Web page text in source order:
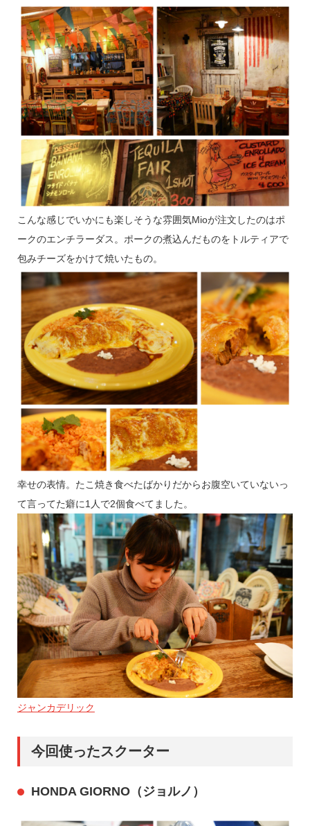
こんな感じでいかにも楽しそうな雰囲気Mioが注文したのはポ
ークのエンチラーダス。ポークの煮込んだものをトルティアで
包みチーズをかけて焼いたもの。
幸せの表情。たこ焼き食べたばかりだからお腹空いていないっ
て言ってた癖に1人で2個食べてました。
ジャンカデリック
今回使ったスクーター
HONDA GIORNO（ジョルノ）